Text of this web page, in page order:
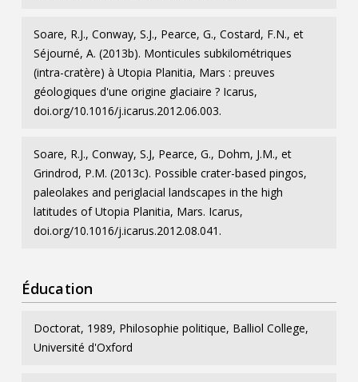
Soare, R.J., Conway, S.J., Pearce, G., Costard, F.N., et
Séjourné, A. (2013b). Monticules subkilométriques
(intra-cratère) à Utopia Planitia, Mars : preuves
géologiques d'une origine glaciaire ? Icarus,
doi.org/10.1016/j.icarus.2012.06.003.
Soare, R.J., Conway, S.J, Pearce, G., Dohm, J.M., et
Grindrod, P.M. (2013c). Possible crater-based pingos,
paleolakes and periglacial landscapes in the high
latitudes of Utopia Planitia, Mars. Icarus,
doi.org/10.1016/j.icarus.2012.08.041.
Éducation
Doctorat, 1989, Philosophie politique, Balliol College,
Université d'Oxford